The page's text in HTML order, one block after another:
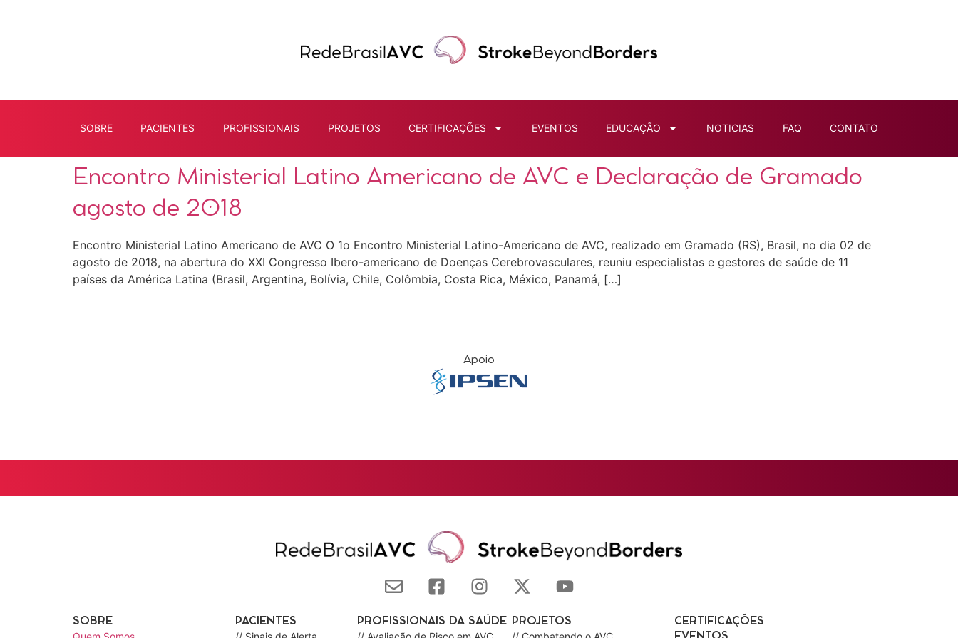
SOBRE PACIENTES PROFISSIONAIS PROJETOS CERTIFICAÇÕES EVENTOS EDUCAÇÃO NOTICIAS FAQ CONTATO
Encontro Ministerial Latino Americano de AVC e Declaração de Gramado
agosto de 2018
Encontro Ministerial Latino Americano de AVC O 1o Encontro Ministerial Latino-Americano de AVC, realizado em Gramado (RS), Brasil, no dia 02 de
agosto de 2018, na abertura do XXI Congresso Ibero-americano de Doenças Cerebrovasculares, reuniu especialistas e gestores de saúde de 11
países da América Latina (Brasil, Argentina, Bolívia, Chile, Colômbia, Costa Rica, México, Panamá, […]
Apoio
SOBRE PACIENTES PROFISSIONAIS DA SAÚDE PROJETOS
CERTIFICAÇÕES